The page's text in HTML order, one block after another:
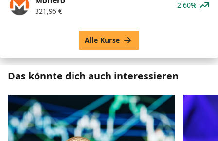
321,95 €
2.60%
Alle Kurse
Das könnte dich auch interessieren